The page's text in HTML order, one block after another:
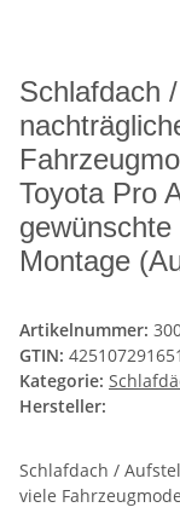
Schlafdach
Toyota Pro
Montage
Artikelnummer:
GTIN:
Kategorie:
Hersteller:
Schlafdach /
viele